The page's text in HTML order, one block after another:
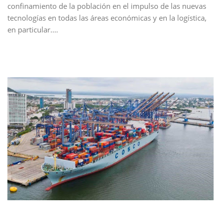
confinamiento de la población en el impulso de las nuevas
tecnologías en todas las áreas económicas y en la logística,
en particular.…